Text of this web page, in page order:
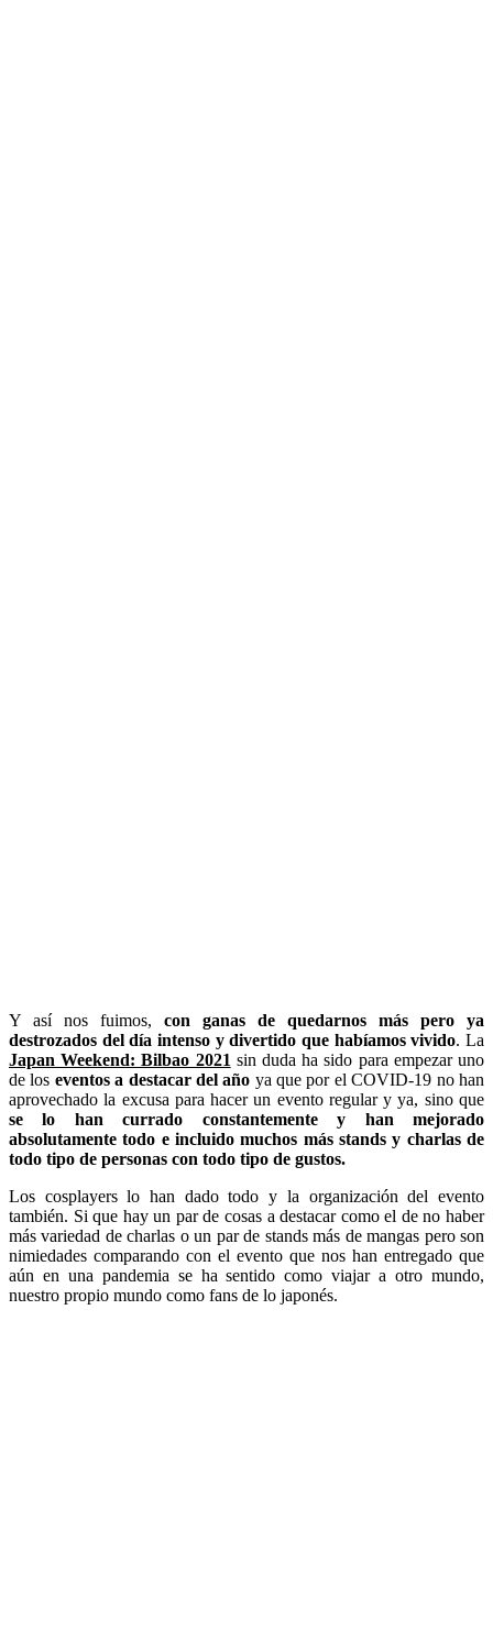
Y así nos fuimos, con ganas de quedarnos más pero ya
destrozados del día intenso y divertido que habíamos vivido. La
Japan Weekend: Bilbao 2021 sin duda ha sido para empezar uno
de los eventos a destacar del año ya que por el COVID-19 no han
aprovechado la excusa para hacer un evento regular y ya, sino que
se lo han currado constantemente y han mejorado
absolutamente todo e incluido muchos más stands y charlas de
todo tipo de personas con todo tipo de gustos.
Los cosplayers lo han dado todo y la organización del evento
también. Si que hay un par de cosas a destacar como el de no haber
más variedad de charlas o un par de stands más de mangas pero son
nimiedades comparando con el evento que nos han entregado que
aún en una pandemia se ha sentido como viajar a otro mundo,
nuestro propio mundo como fans de lo japonés.